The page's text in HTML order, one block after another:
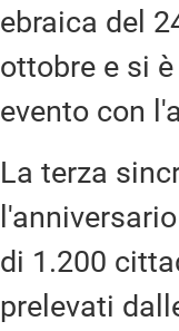
ebraica del
ottobre e si
evento con
La terza
di 1.200
prelevati